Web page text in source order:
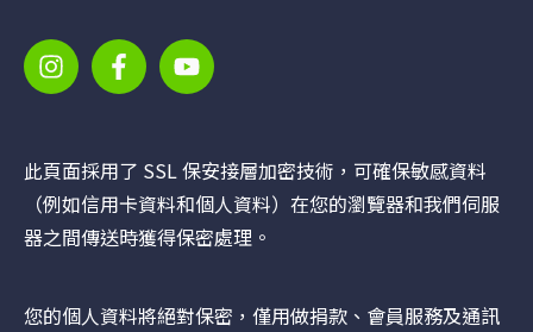
此頁面採用了 SSL 保安接層加密技術，可確保敏感資料
（例如信用卡資料和個人資料）在您的瀏覽器和我們伺服
器之間傳送時獲得保密處理。
您的個人資料將絕對保密，僅用做捐款、會員服務及通訊